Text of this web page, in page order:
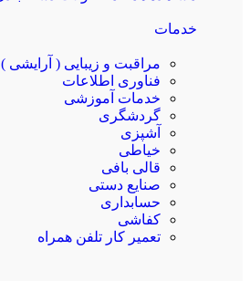
خدمات
مراقبت و زیبایی ( آرایشی )
فناوری اطلاعات
خدمات آموزشی
گردشگری
آشپزی
خیاطی
قالی بافی
صنایع دستی
حسابداری
کفاشی
تعمیر کار تلفن همراه